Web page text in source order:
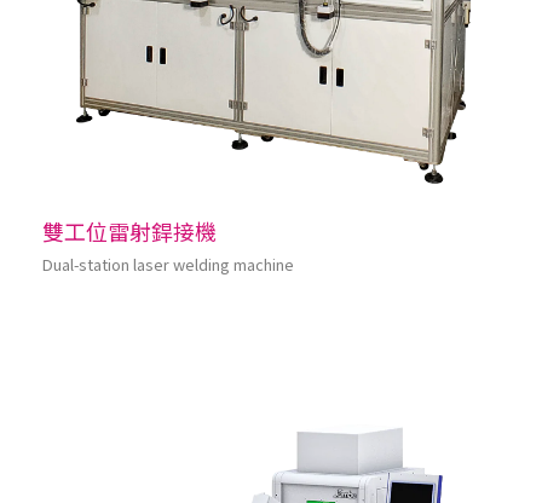
雙工位雷射銲接機
Dual-station laser welding machine